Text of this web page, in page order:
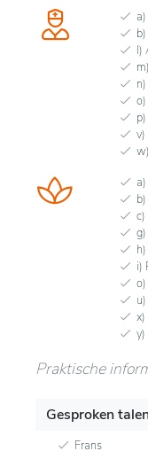
l)
i)
Praktische
Gesproken
Frans